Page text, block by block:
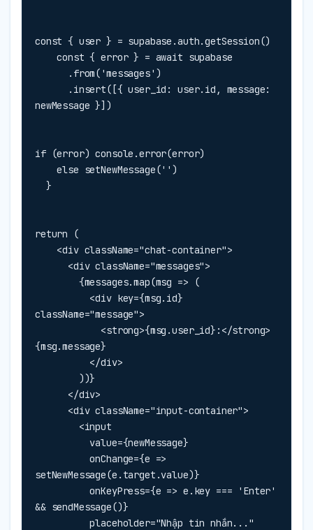
const { user } = supabase.auth.getSession()
    const { error } = await supabase
newMessage }])
if (error) console.error(error)
    else setNewMessage('')
  }
return (
className="message">
{msg.message}
          onChange={e =>
setNewMessage(e.target.value)}
          onKeyPress={e => e.key === 'Enter'
&& sendMessage()}
          placeholder="Nhập tin nhắn..."